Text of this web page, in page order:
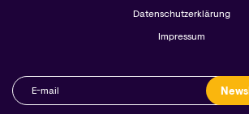
Datenschutzerklärung
Impressum